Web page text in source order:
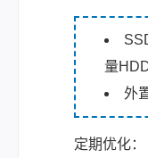
量
外
定期优化：